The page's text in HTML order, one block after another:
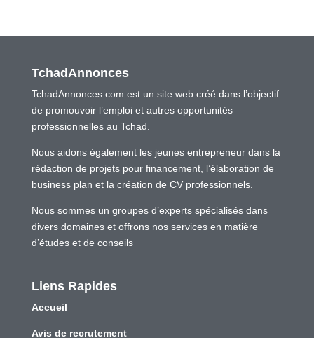
TchadAnnonces
TchadAnnonces.com est un site web créé dans l’objectif
de promouvoir l’emploi et autres opportunités
professionnelles au Tchad.
Nous aidons également les jeunes entrepreneur dans la
rédaction de projets pour financement, l’élaboration de
business plan et la création de CV professionnels.
Nous sommes un groupes d’experts spécialisés dans
divers domaines et offrons nos services en matière
d’études et de conseils
Liens Rapides
Accueil
Avis de recrutement